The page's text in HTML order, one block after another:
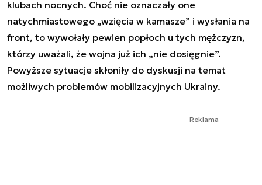
klubach nocnych. Choć nie oznaczały one
natychmiastowego „wzięcia w kamasze” i wysłania na
front, to wywołały pewien popłoch u tych mężczyzn,
którzy uważali, że wojna już ich „nie dosięgnie”.
Powyższe sytuacje skłoniły do dyskusji na temat
możliwych problemów mobilizacyjnych Ukrainy.
Reklama